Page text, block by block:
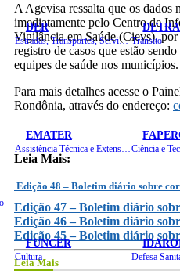
DER
Estradas, Transportes, Serviços Públicos Trânsito
EMATER
Assistência Técnica e Extensão Rural Ciência e
FUNCER
Cultura Defesa
A Agevisa ressalta que os dados
imediatamente pelo Centro de
Vigilância em Saúde (Cievs),
registro de casos que estão
equipes de saúde nos municípios.
Para mais detalhes acesse o
Rondônia, através do endereço:
Leia Mais:
Edição 48 – Boletim diário sobre
Edição 47 – Boletim diário
Edição 46 – Boletim diário
Edição 45 – Boletim diário
Leia Mais